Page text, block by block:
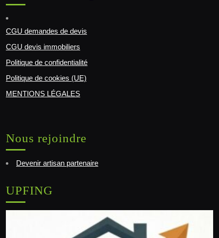
CGU demandes de devis
CGU devis immobiliers
Politique de confidentialité
Politique de cookies (UE)
MENTIONS LÉGALES
Nous rejoindre
Devenir artisan partenaire
UPFING